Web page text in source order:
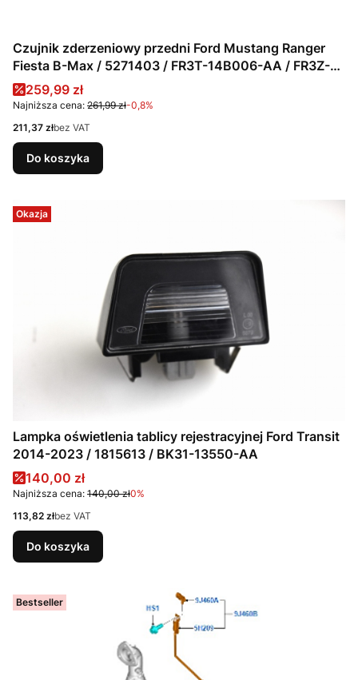
Czujnik zderzeniowy przedni Ford Mustang Ranger
Fiesta B-Max / 5271403 / FR3T-14B006-AA / FR3Z-
14B004-A
Cena promocyjna
259,99 zł
Najniższa cena: 261,99 zł-0,8%
Cena
211,37 złbez VAT
Do koszyka
Okazja
Lampka oświetlenia tablicy rejestracyjnej Ford Transit
2014-2023 / 1815613 / BK31-13550-AA
Cena promocyjna
140,00 zł
Najniższa cena: 140,00 zł0%
Cena
113,82 złbez VAT
Do koszyka
Bestseller